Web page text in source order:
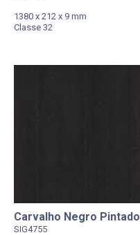
1380 x 212 x 9 mm
Classe 32
Carvalho Negro Pintado
SIG4755